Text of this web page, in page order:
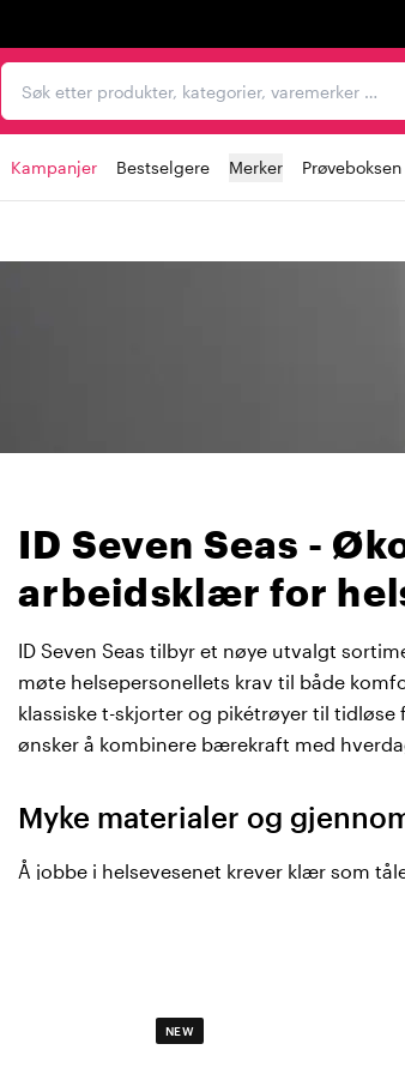
Søk etter produkter, kategorier,
Kampanjer Bestselgere Merker Prøveboksen
ID Seven Seas -
arbeidsklær for
ID Seven Seas tilbyr et nøye utvalgt
møte helsepersonellets krav til både
klassiske t-skjorter og pikétrøyer til
ønsker å kombinere bærekraft med
Myke materialer og
Å jobbe i helsevesenet krever klær som
NEW